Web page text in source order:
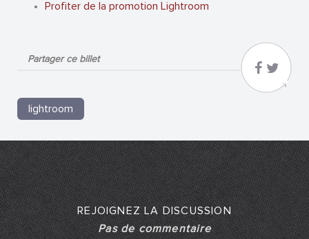
Profiter de la promotion Lightroom
Partager ce billet
lightroom
REJOIGNEZ LA DISCUSSION
Pas de commentaire